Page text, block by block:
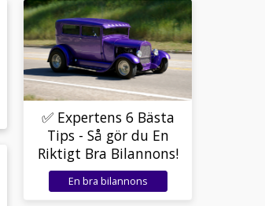
✅ Expertens 6 Bästa
Tips - Så gör du En
Riktigt Bra Bilannons!
En bra bilannons